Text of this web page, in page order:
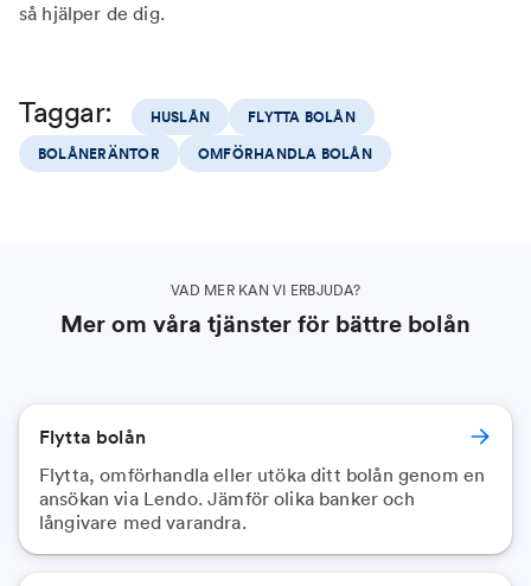
så hjälper de dig.
Taggar: HUSLÅN FLYTTA BOLÅN
BOLÅNERÄNTOR OMFÖRHANDLA BOLÅN
VAD MER KAN VI ERBJUDA?
Mer om våra tjänster för bättre bolån
Flytta bolån
Flytta, omförhandla eller utöka ditt bolån genom en
ansökan via Lendo. Jämför olika banker och
långivare med varandra.